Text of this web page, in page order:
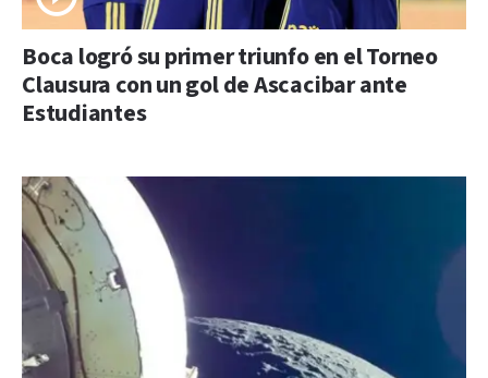
Boca logró su primer triunfo en el Torneo
Clausura con un gol de Ascacibar ante
Estudiantes